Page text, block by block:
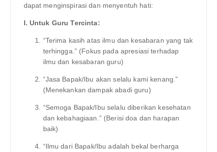
dapat menginspirasi dan menyentuh hati:
I. Untuk Guru Tercinta:
“Terima kasih atas ilmu dan kesabaran yang tak
terhingga.” (Fokus pada apresiasi terhadap
ilmu dan kesabaran guru)
“Jasa Bapak/Ibu akan selalu kami kenang.”
(Menekankan dampak abadi guru)
“Semoga Bapak/Ibu selalu diberikan kesehatan
dan kebahagiaan.” (Berisi doa dan harapan
baik)
“Ilmu dari Bapak/Ibu adalah bekal berharga